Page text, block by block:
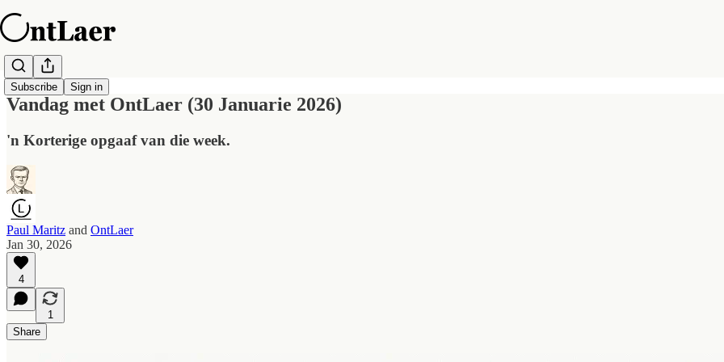
Subscribe Sign in
Vandag met OntLaer (30 Januarie 2026)
'n Korterige opgaaf van die week.
Paul Maritz and OntLaer
Jan 30, 2026
4
1
Share